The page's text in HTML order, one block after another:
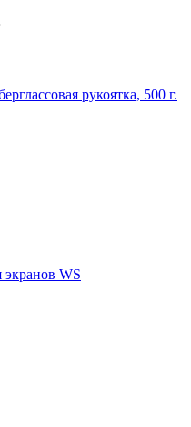
рукоятка, 500 г.
WS